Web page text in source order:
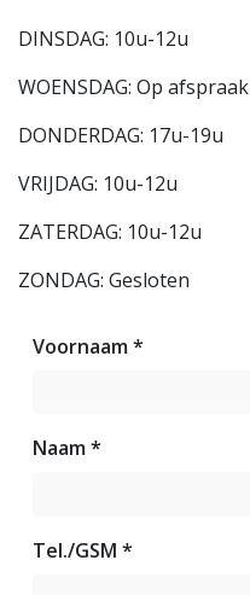
DINSDAG: 10u-12u
WOENSDAG: Op afspraak
DONDERDAG: 17u-19u
VRIJDAG: 10u-12u
ZATERDAG: 10u-12u
ZONDAG: Gesloten
Voornaam *
Naam *
Tel./GSM *